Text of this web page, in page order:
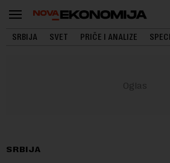
SRBIJA SVET PRIČE I ANALIZE
SRBIJA